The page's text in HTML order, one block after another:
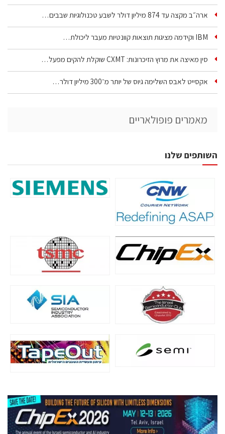
ארה״ב מקצה עד 874 מיליון דולר לשבע טכנולוגיות שבבים…
IBM וקידמה מציגות תוצאות קוונטיות מעבר ליכולת…
סין מאיצה את מרוץ הזיכרונות: CXMT שוקלת להקים מפעל…
אקסייט לאבס השלימה גיוס של יותר מ־300 מיליון דולר…
מאמרים פופולאריים
השותפים שלנו